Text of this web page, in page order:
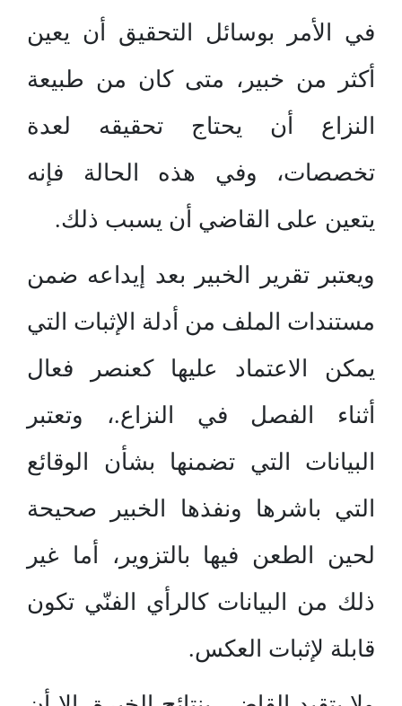
في الأمر بوسائل التحقيق أن يعين
أكثر من خبير، متى كان من طبيعة
النزاع أن يحتاج تحقيقه لعدة
تخصصات، وفي هذه الحالة فإنه
يتعين على القاضي أن يسبب ذلك.
ويعتبر تقرير الخبير بعد إيداعه ضمن
مستندات الملف من أدلة الإثبات التي
يمكن الاعتماد عليها كعنصر فعال
أثناء الفصل في النزاع.، وتعتبر
البيانات التي تضمنها بشأن الوقائع
التي باشرها ونفذها الخبير صحيحة
لحين الطعن فيها بالتزوير، أما غير
ذلك من البيانات كالرأي الفنّي تكون
قابلة لإثبات العكس.